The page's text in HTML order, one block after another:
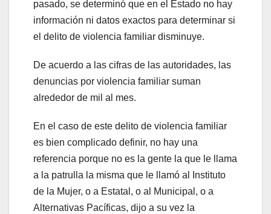
pasado, se determinó que en el Estado no hay
información ni datos exactos para determinar si
el delito de violencia familiar disminuye.
De acuerdo a las cifras de las autoridades, las
denuncias por violencia familiar suman
alrededor de mil al mes.
En el caso de este delito de violencia familiar
es bien complicado definir, no hay una
referencia porque no es la gente la que le llama
a la patrulla la misma que le llamó al Instituto
de la Mujer, o a Estatal, o al Municipal, o a
Alternativas Pacíficas, dijo a su vez la